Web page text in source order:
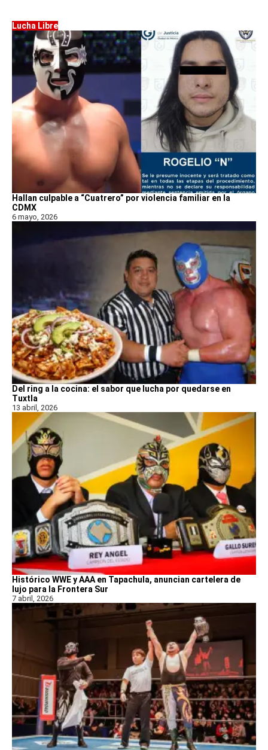
Lucha Libre
Hallan culpable a “Cuatrero” por violencia familiar en la
CDMX
6 mayo, 2026
Del ring a la cocina: el sabor que lucha por quedarse en
Tuxtla
13 abril, 2026
Histórico WWE y AAA en Tapachula, anuncian cartelera de
lujo para la Frontera Sur
7 abril, 2026